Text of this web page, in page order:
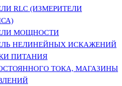
RLC (ИЗМЕРИТЕЛИ
МОЩНОСТИ
НЕЛИНЕЙНЫХ ИСКАЖЕНИЙ
ПИТАНИЯ
ТОКА, МАГАЗИНЫ